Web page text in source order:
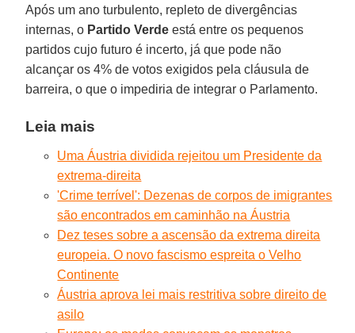
Após um ano turbulento, repleto de divergências
internas, o Partido Verde está entre os pequenos
partidos cujo futuro é incerto, já que pode não
alcançar os 4% de votos exigidos pela cláusula de
barreira, o que o impediria de integrar o Parlamento.
Leia mais
Uma Áustria dividida rejeitou um Presidente da
extrema-direita
'Crime terrível': Dezenas de corpos de imigrantes
são encontrados em caminhão na Áustria
Dez teses sobre a ascensão da extrema direita
europeia. O novo fascismo espreita o Velho
Continente
Áustria aprova lei mais restritiva sobre direito de
asilo